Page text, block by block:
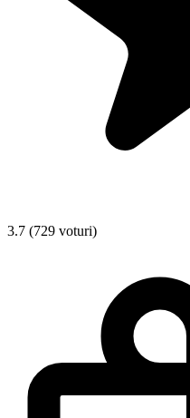
3.7 (729 voturi)